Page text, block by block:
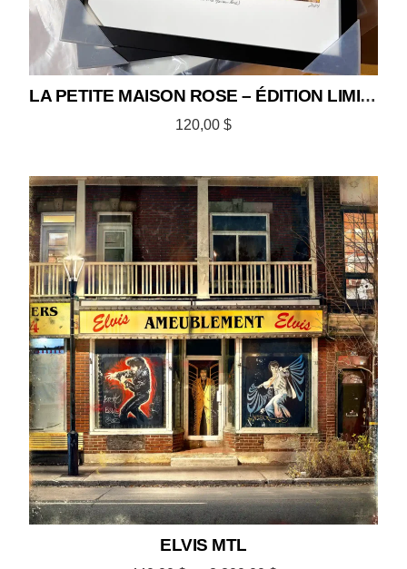
LA PETITE MAISON ROSE – ÉDITION LIMITÉE 12×18
120,00 $
ELVIS MTL